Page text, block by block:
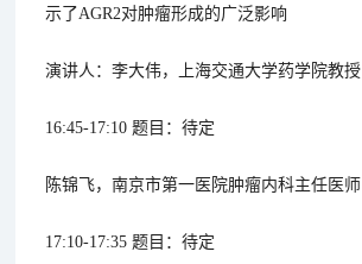
示了AGR2对肿瘤形成的广泛影响
演讲人：李大伟，上海交通大学药学院教授
16:45-17:10 题目：待定
陈锦飞，南京市第一医院肿瘤内科主任医师
17:10-17:35 题目：待定